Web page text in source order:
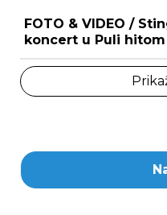
FOTO & VIDEO /
koncert u Puli